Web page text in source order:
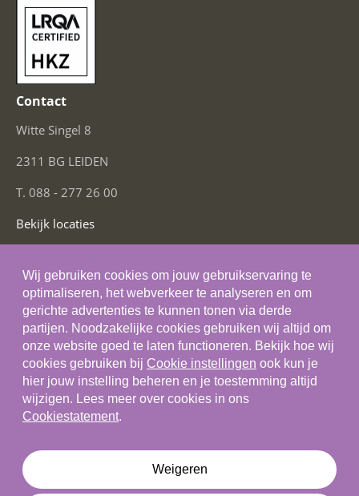
Contact
Witte Singel 8
2311 BG LEIDEN
T. 088 - 277 26 00
Bekijk locaties
Social Media
Algemene voorwaarden
Privacystatement
Cookiestatement
Disclaimer
Wij gebruiken cookies om jouw gebruikservaring te
optimaliseren, het webverkeer te analyseren en om
gerichte advertenties te kunnen tonen via derde
partijen. Noodzakelijke cookies gebruiken wij altijd om
onze website goed te laten functioneren. Bekijk hoe wij
cookies gebruiken bij Cookie instellingen ook kun je
hier jouw instelling beheren en je toestemming altijd
wijzigen. Lees meer over cookies in ons
Cookiestatement.
Weigeren